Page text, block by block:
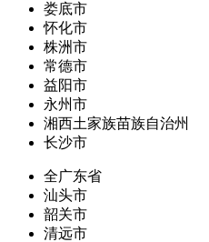
娄底市
怀化市
株洲市
常德市
益阳市
永州市
湘西土家族苗族自治州
长沙市
全广东省
汕头市
韶关市
清远市